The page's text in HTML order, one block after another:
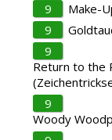
9
Make-
9
9
Return to the
9
Woody